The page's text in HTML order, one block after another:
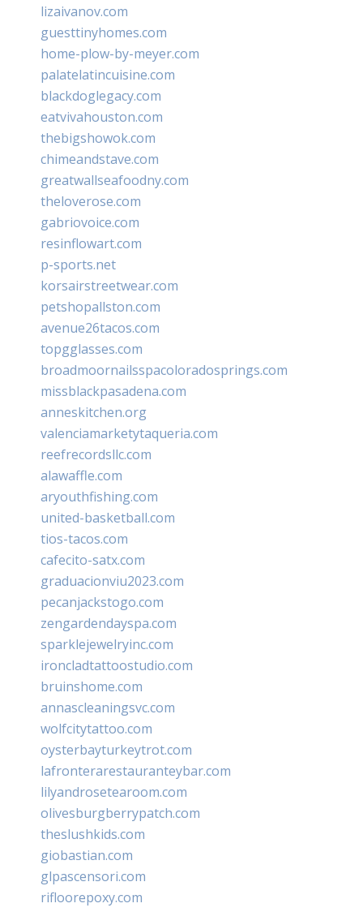
lizaivanov.com
guesttinyhomes.com
home-plow-by-meyer.com
palatelatincuisine.com
blackdoglegacy.com
eatvivahouston.com
thebigshowok.com
chimeandstave.com
greatwallseafoodny.com
theloverose.com
gabriovoice.com
resinflowart.com
p-sports.net
korsairstreetwear.com
petshopallston.com
avenue26tacos.com
topgglasses.com
broadmoornailsspacoloradosprings.com
missblackpasadena.com
anneskitchen.org
valenciamarketytaqueria.com
reefrecordsllc.com
alawaffle.com
aryouthfishing.com
united-basketball.com
tios-tacos.com
cafecito-satx.com
graduacionviu2023.com
pecanjackstogo.com
zengardendayspa.com
sparklejewelryinc.com
ironcladtattoostudio.com
bruinshome.com
annascleaningsvc.com
wolfcitytattoo.com
oysterbayturkeytrot.com
lafronterarestauranteybar.com
lilyandrosetearoom.com
olivesburgberrypatch.com
theslushkids.com
giobastian.com
glpascensori.com
rifloorepoxy.com